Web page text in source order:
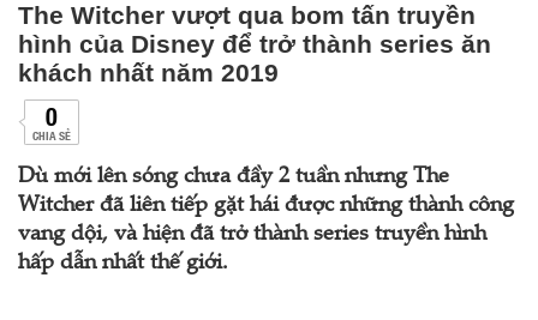
The Witcher vượt qua bom tấn truyền
hình của Disney để trở thành series ăn
khách nhất năm 2019
0
CHIA SẺ
Dù mới lên sóng chưa đầy 2 tuần nhưng The
Witcher đã liên tiếp gặt hái được những thành công
vang dội, và hiện đã trở thành series truyền hình
hấp dẫn nhất thế giới.